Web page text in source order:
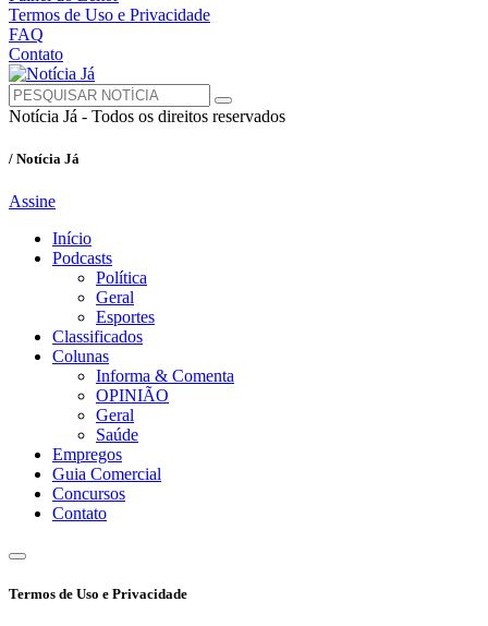
Termos de Uso e Privacidade
FAQ
Contato
Notícia Já - Todos os direitos reservados
/ Notícia Já
Assine
Início
Podcasts
Política
Geral
Esportes
Classificados
Colunas
Informa & Comenta
OPINIÃO
Geral
Saúde
Empregos
Guia Comercial
Concursos
Contato
Termos de Uso e Privacidade